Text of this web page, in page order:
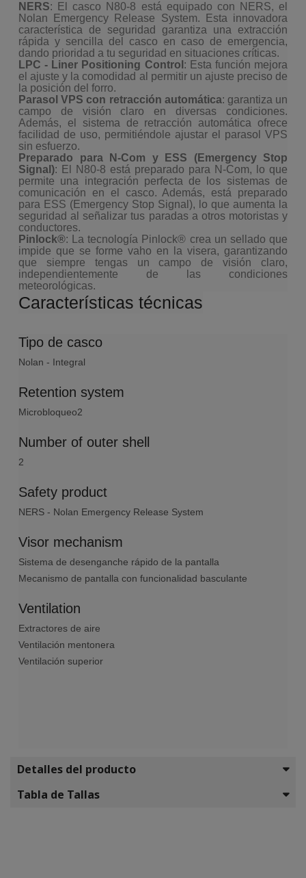
NERS: El casco N80-8 está equipado con NERS, el
Nolan Emergency Release System. Esta innovadora
característica de seguridad garantiza una extracción
rápida y sencilla del casco en caso de emergencia,
dando prioridad a tu seguridad en situaciones críticas.
LPC - Liner Positioning Control : Esta función mejora
el ajuste y la comodidad al permitir un ajuste preciso de
la posición del forro.
Parasol VPS con retracción automática: garantiza un
campo de visión claro en diversas condiciones.
Además, el sistema de retracción automática ofrece
facilidad de uso, permitiéndole ajustar el parasol VPS
sin esfuerzo.
Preparado para N-Com y ESS (Emergency Stop
Signal): El N80-8 está preparado para N-Com, lo que
permite una integración perfecta de los sistemas de
comunicación en el casco. Además, está preparado
para ESS (Emergency Stop Signal), lo que aumenta la
seguridad al señalizar tus paradas a otros motoristas y
conductores.
Pinlock®: La tecnología Pinlock® crea un sellado que
impide que se forme vaho en la visera, garantizando
que siempre tengas un campo de visión claro,
independientemente de las condiciones
meteorológicas.
Características técnicas
Tipo de casco
Nolan - Integral
Retention system
Microbloqueo2
Number of outer shell
2
Safety product
NERS - Nolan Emergency Release System
Visor mechanism
Sistema de desenganche rápido de la pantalla
Mecanismo de pantalla con funcionalidad basculante
Ventilation
Extractores de aire
Ventilación mentonera
Ventilación superior
Detalles del producto
Tabla de Tallas